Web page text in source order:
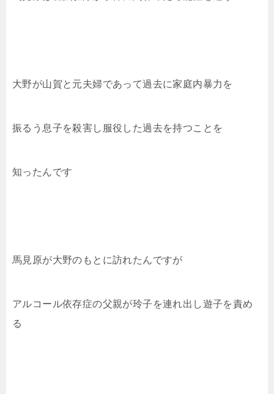
大野が山賀と元夫婦であって過去に家庭内暴力を
振るう息子を殺害し服役した過去を持つことを
知ったんです
馬見原が大野のもとに訪れたんですが
アルコール依存症の父親が玲子を連れ出し遊子を責め
る